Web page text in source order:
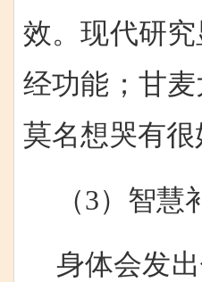
效。现代研
经功能；甘
莫名想哭有很
（3）智
身体会发